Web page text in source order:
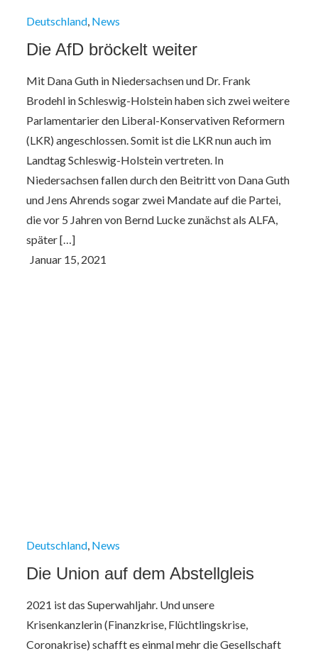
Deutschland News
Die AfD bröckelt weiter
Mit Dana Guth in Niedersachsen und Dr. Frank
Brodehl in Schleswig-Holstein haben sich zwei weitere
Parlamentarier den Liberal-Konservativen Reformern
(LKR) angeschlossen. Somit ist die LKR nun auch im
Landtag Schleswig-Holstein vertreten. In
Niedersachsen fallen durch den Beitritt von Dana Guth
und Jens Ahrends sogar zwei Mandate auf die Partei,
die vor 5 Jahren von Bernd Lucke zunächst als ALFA,
später […]
Deutschland News
Die Union auf dem Abstellgleis
2021 ist das Superwahljahr. Und unsere
Krisenkanzlerin (Finanzkrise, Flüchtlingskrise,
Coronakrise) schafft es einmal mehr die Gesellschaft